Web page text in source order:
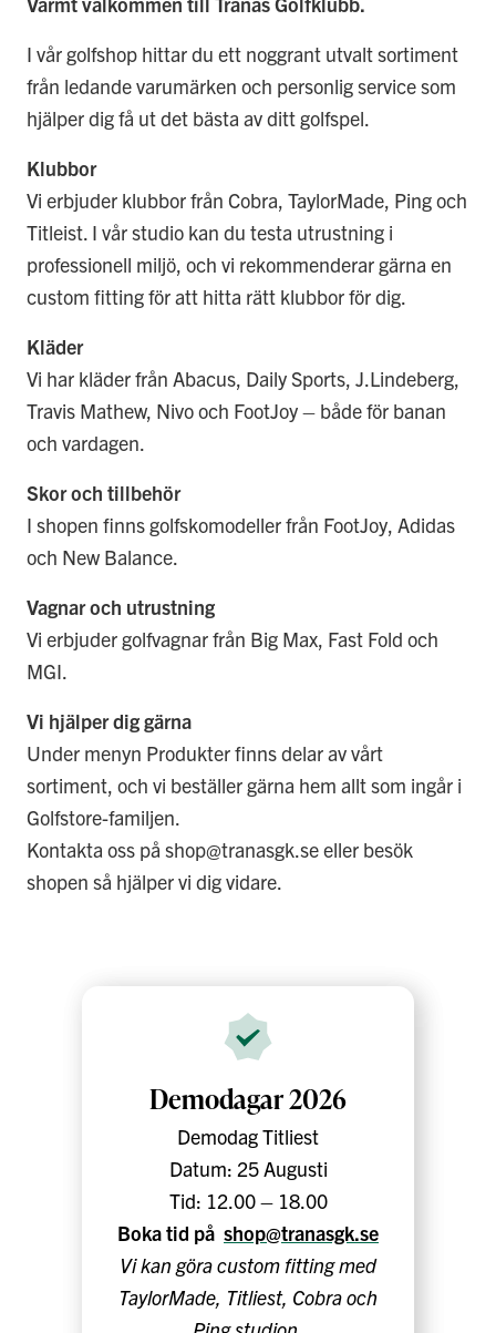
I vår golfshop hittar du ett noggrant utvalt sortiment
från ledande varumärken och personlig service som
hjälper dig få ut det bästa av ditt golfspel.
Klubbor
Vi erbjuder klubbor från Cobra, TaylorMade, Ping och
Titleist. I vår studio kan du testa utrustning i
professionell miljö, och vi rekommenderar gärna en
custom fitting för att hitta rätt klubbor för dig.
Kläder
Vi har kläder från Abacus, Daily Sports, J.Lindeberg,
Travis Mathew, Nivo och FootJoy – både för banan
och vardagen.
Skor och tillbehör
I shopen finns golfsko­modeller från FootJoy, Adidas
och New Balance.
Vagnar och utrustning
Vi erbjuder golfvagnar från Big Max, Fast Fold och
MGI.
Vi hjälper dig gärna
Under menyn Produkter finns delar av vårt
sortiment, och vi beställer gärna hem allt som ingår i
Golfstore-familjen.
Kontakta oss på shop@tranasgk.se eller besök
shopen så hjälper vi dig vidare.
Demodagar 2026
Demodag Titliest
Datum: 25 Augusti
Tid: 12.00 – 18.00
Boka tid på shop@tranasgk.se
Vi kan göra custom fitting med
TaylorMade, Titliest, Cobra och